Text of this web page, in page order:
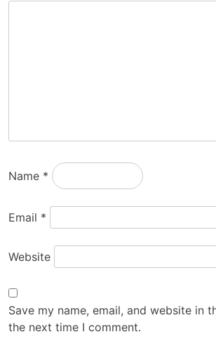
Name *
Email *
Website
Save my name, email, and website in
the next time I comment.